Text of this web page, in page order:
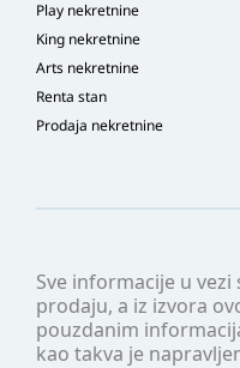
Sve informacije u
prodaju, a iz izvora
pouzdanim
kao takva je
Play nekretnine
King nekretnine
Arts nekretnine
Renta stan
Prodaja nekretnine